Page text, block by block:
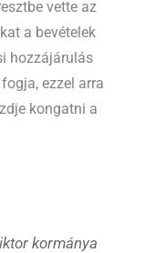
vette az
a bevételek
hozzájárulás
ezzel arra
kongatni a
kormánya